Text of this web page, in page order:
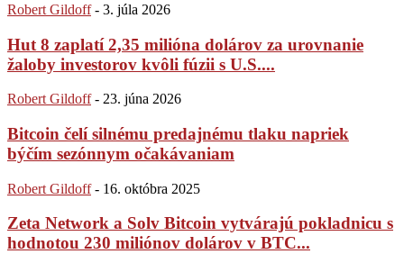
Robert Gildoff - 3. júla 2026
Hut 8 zaplatí 2,35 milióna dolárov za urovnanie
žaloby investorov kvôli fúzii s U.S....
Robert Gildoff - 23. júna 2026
Bitcoin čelí silnému predajnému tlaku napriek
býčím sezónnym očakávaniam
Robert Gildoff - 16. októbra 2025
Zeta Network a Solv Bitcoin vytvárajú pokladnicu s
hodnotou 230 miliónov dolárov v BTC...